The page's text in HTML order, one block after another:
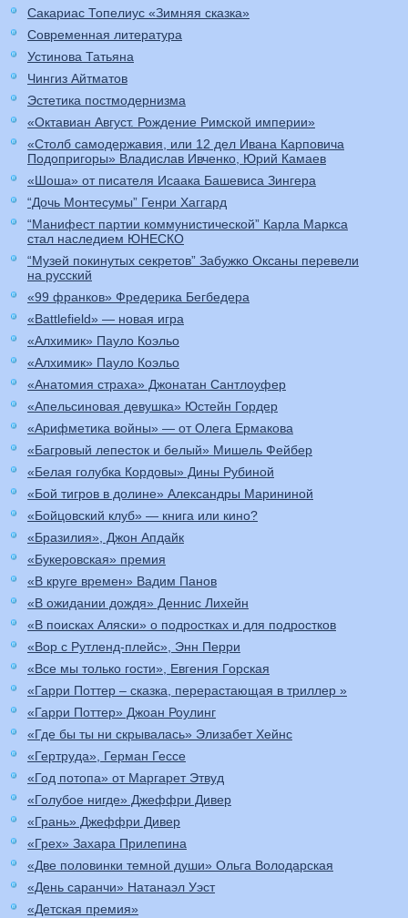
Сакариас Топелиус «Зимняя сказка»
Современная литература
Устинова Татьяна
Чингиз Айтматов
Эстетика постмодернизма
«Октавиан Август. Рождение Римской империи»
«Столб самодержавия, или 12 дел Ивана Карповича
Подопригоры» Владислав Ивченко, Юрий Камаев
«Шоша» от писателя Исаака Башевиса Зингера
“Дочь Монтесумы” Генри Хаггард
“Манифест партии коммунистической” Карла Маркса
стал наследием ЮНЕСКО
“Музей покинутых секретов” Забужко Оксаны перевели
на русский
«99 франков» Фредерика Бегбедера
«Battlefield» — новая игра
«Алхимик» Пауло Коэльо
«Алхимик» Пауло Коэльо
«Анатомия страха» Джонатан Сантлоуфер
«Апельсиновая девушка» Юстейн Гордер
«Арифметика войны» — от Олега Ермакова
«Багровый лепесток и белый» Мишель Фейбер
«Белая голубка Кордовы» Дины Рубиной
«Бой тигров в долине» Александры Марининой
«Бойцовский клуб» — книга или кино?
«Бразилия», Джон Апдайк
«Букеровская» премия
«В круге времен» Вадим Панов
«В ожидании дождя» Деннис Лихейн
«В поисках Аляски» о подростках и для подростков
«Вор с Рутленд-плейс», Энн Перри
«Все мы только гости», Евгения Горская
«Гарри Поттер – сказка, перерастающая в триллер »
«Гарри Поттер» Джоан Роулинг
«Где бы ты ни скрывалась» Элизабет Хейнс
«Гертруда», Герман Гессе
«Год потопа» от Маргарет Этвуд
«Голубое нигде» Джеффри Дивер
«Грань» Джеффри Дивер
«Грех» Захара Прилепина
«Две половинки темной души» Ольга Володарская
«День саранчи» Натанаэл Уэст
«Детская премия»